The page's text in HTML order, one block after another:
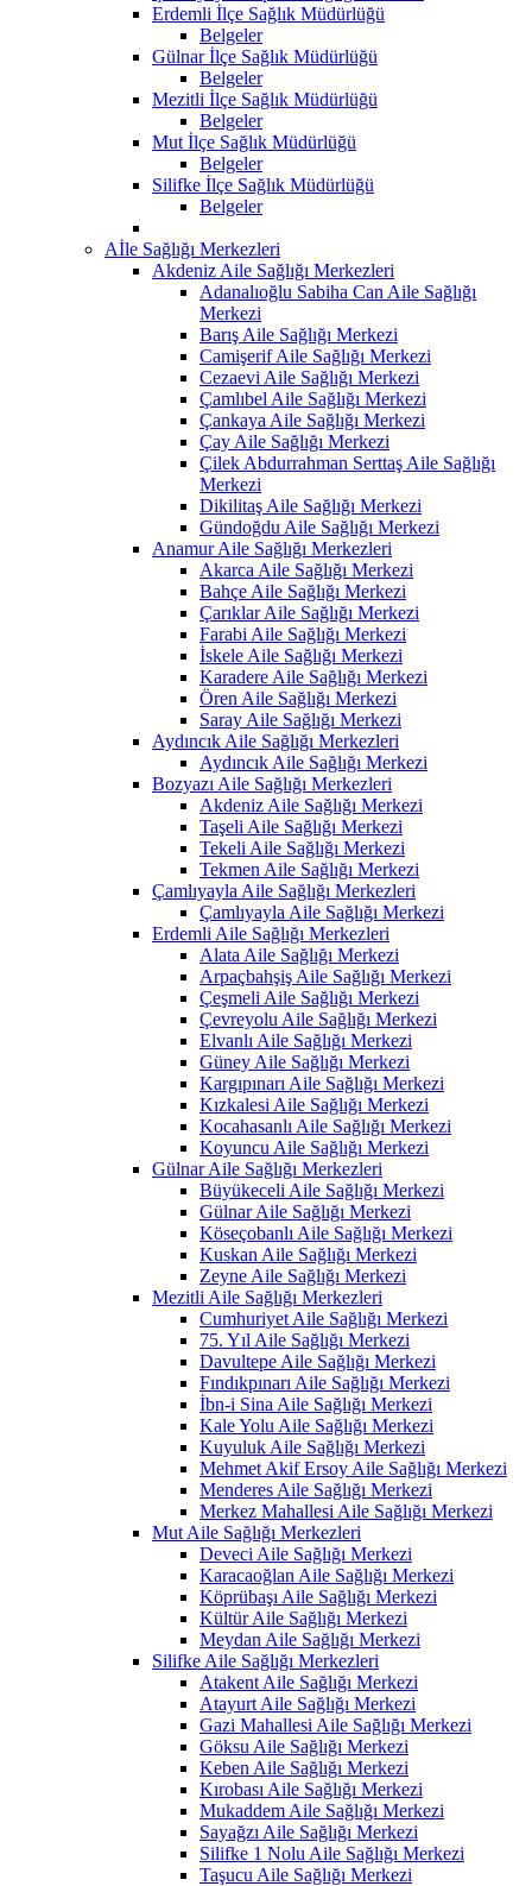
Erdemli İlçe Sağlık Müdürlüğü
Belgeler
Gülnar İlçe Sağlık Müdürlüğü
Belgeler
Mezitli İlçe Sağlık Müdürlüğü
Belgeler
Mut İlçe Sağlık Müdürlüğü
Belgeler
Silifke İlçe Sağlık Müdürlüğü
Belgeler
Aİle Sağlığı Merkezleri
Akdeniz Aile Sağlığı Merkezleri
Adanalıoğlu Sabiha Can Aile Sağlığı
Merkezi
Barış Aile Sağlığı Merkezi
Camişerif Aile Sağlığı Merkezi
Cezaevi Aile Sağlığı Merkezi
Çamlıbel Aile Sağlığı Merkezi
Çankaya Aile Sağlığı Merkezi
Çay Aile Sağlığı Merkezi
Çilek Abdurrahman Serttaş Aile Sağlığı
Merkezi
Dikilitaş Aile Sağlığı Merkezi
Gündoğdu Aile Sağlığı Merkezi
Anamur Aile Sağlığı Merkezleri
Akarca Aile Sağlığı Merkezi
Bahçe Aile Sağlığı Merkezi
Çarıklar Aile Sağlığı Merkezi
Farabi Aile Sağlığı Merkezi
İskele Aile Sağlığı Merkezi
Karadere Aile Sağlığı Merkezi
Ören Aile Sağlığı Merkezi
Saray Aile Sağlığı Merkezi
Aydıncık Aile Sağlığı Merkezleri
Aydıncık Aile Sağlığı Merkezi
Bozyazı Aile Sağlığı Merkezleri
Akdeniz Aile Sağlığı Merkezi
Taşeli Aile Sağlığı Merkezi
Tekeli Aile Sağlığı Merkezi
Tekmen Aile Sağlığı Merkezi
Çamlıyayla Aile Sağlığı Merkezleri
Çamlıyayla Aile Sağlığı Merkezi
Erdemli Aile Sağlığı Merkezleri
Alata Aile Sağlığı Merkezi
Arpaçbahşiş Aile Sağlığı Merkezi
Çeşmeli Aile Sağlığı Merkezi
Çevreyolu Aile Sağlığı Merkezi
Elvanlı Aile Sağlığı Merkezi
Güney Aile Sağlığı Merkezi
Kargıpınarı Aile Sağlığı Merkezi
Kızkalesi Aile Sağlığı Merkezi
Kocahasanlı Aile Sağlığı Merkezi
Koyuncu Aile Sağlığı Merkezi
Gülnar Aile Sağlığı Merkezleri
Büyükeceli Aile Sağlığı Merkezi
Gülnar Aile Sağlığı Merkezi
Köseçobanlı Aile Sağlığı Merkezi
Kuskan Aile Sağlığı Merkezi
Zeyne Aile Sağlığı Merkezi
Mezitli Aile Sağlığı Merkezleri
Cumhuriyet Aile Sağlığı Merkezi
75. Yıl Aile Sağlığı Merkezi
Davultepe Aile Sağlığı Merkezi
Fındıkpınarı Aile Sağlığı Merkezi
İbn-i Sina Aile Sağlığı Merkezi
Kale Yolu Aile Sağlığı Merkezi
Kuyuluk Aile Sağlığı Merkezi
Mehmet Akif Ersoy Aile Sağlığı Merkezi
Menderes Aile Sağlığı Merkezi
Merkez Mahallesi Aile Sağlığı Merkezi
Mut Aile Sağlığı Merkezleri
Deveci Aile Sağlığı Merkezi
Karacaoğlan Aile Sağlığı Merkezi
Köprübaşı Aile Sağlığı Merkezi
Kültür Aile Sağlığı Merkezi
Meydan Aile Sağlığı Merkezi
Silifke Aile Sağlığı Merkezleri
Atakent Aile Sağlığı Merkezi
Atayurt Aile Sağlığı Merkezi
Gazi Mahallesi Aile Sağlığı Merkezi
Göksu Aile Sağlığı Merkezi
Keben Aile Sağlığı Merkezi
Kırobası Aile Sağlığı Merkezi
Mukaddem Aile Sağlığı Merkezi
Sayağzı Aile Sağlığı Merkezi
Silifke 1 Nolu Aile Sağlığı Merkezi
Taşucu Aile Sağlığı Merkezi